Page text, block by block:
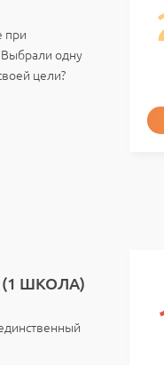
при
Выбрали одну
цели?
(1 ШКОЛА)